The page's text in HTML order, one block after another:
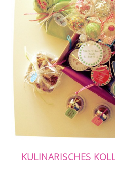
KULINARISCHES